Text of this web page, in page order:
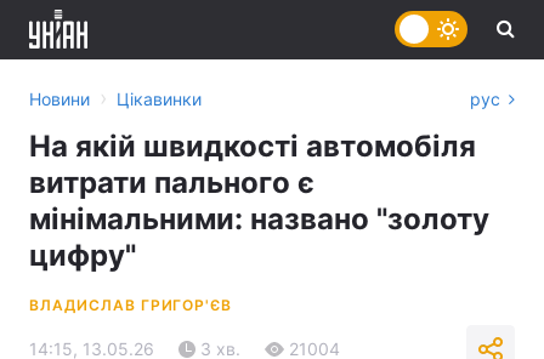
Новини › Цікавинки рус
На якій швидкості автомобіля
витрати пального є
мінімальними: названо "золоту
цифру"
ВЛАДИСЛАВ ГРИГОР'ЄВ
14:15, 13.05.26 3 хв. 21004